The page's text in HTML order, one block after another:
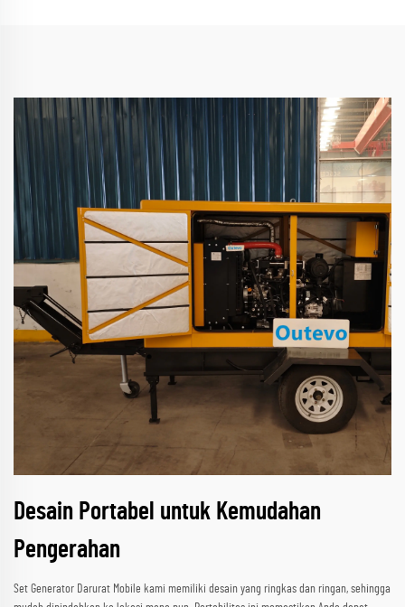
Desain Portabel untuk Kemudahan
Pengerahan
Set Generator Darurat Mobile kami memiliki desain yang ringkas dan ringan, sehingga